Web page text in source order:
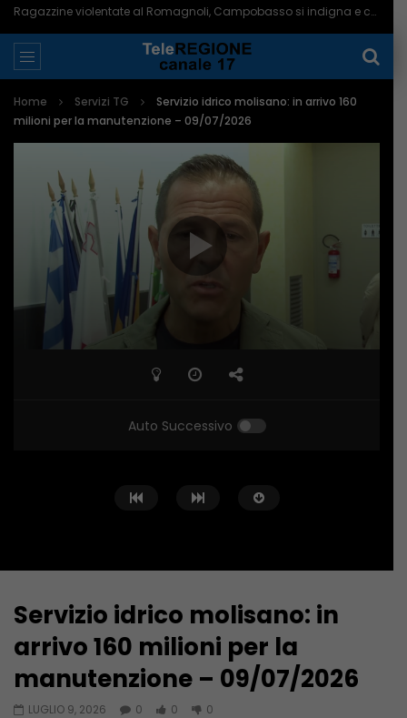
Ragazzine violentate al Romagnoli, Campobasso si indigna e chiede più controlli – 06/08/2026
Home Servizi TG
Servizio idrico molisano: in arrivo 160
milioni per la manutenzione – 09/07/2026
Auto Successivo
Altino, donna di 89 anni uccisa in
casa. Arrestato il nipote 25enne –
06/08/2026
03:59
Ragazzine
Campobasso si
Servizio idrico molisano: in
arrivo 160 milioni per la
manutenzione – 09/07/2026
LUGLIO 9, 2026 0 0 0